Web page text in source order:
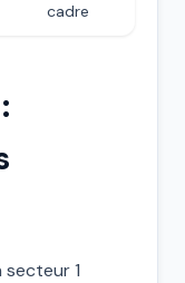
cadre
secteur 1